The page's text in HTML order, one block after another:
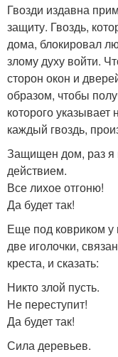
Гвозди издавна
защиту. Гвоздь,
дома, блокировал
злому духу войти.
сторон окон и
образом, чтобы
которого
каждый гвоздь,
Защищен дом, раз я
действием.
Все лихое отгоню!
Да будет так!
Еще под ковриком у
две иголочки,
креста, и сказать:
Никто злой пусть.
Не переступит!
Да будет так!
Сила деревьев.